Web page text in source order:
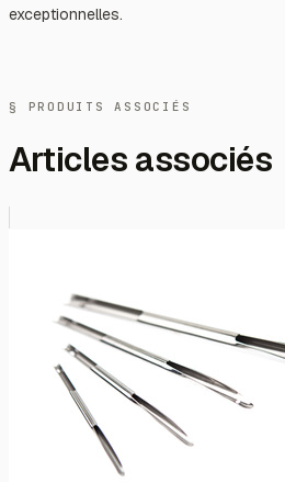
exceptionnelles.
§ PRODUITS ASSOCIÉS
Articles associés